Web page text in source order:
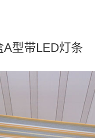
A型带LED灯条